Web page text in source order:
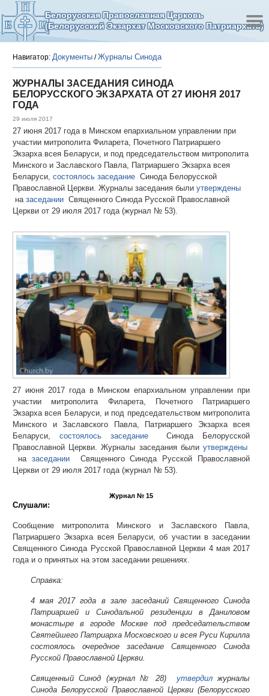
Белорусская Православная Церковь
(Белорусский Экзархат Московского Патриархата)
Навигатор: Документы /Журналы Синода
ЖУРНАЛЫ ЗАСЕДАНИЯ СИНОДА
БЕЛОРУССКОГО ЭКЗАРХАТА ОТ 27 ИЮНЯ 2017
ГОДА
29 июля 2017
27 июня 2017 года в Минском епархиальном управлении при
участии митрополита Филарета, Почетного Патриаршего
Экзарха всея Беларуси, и под председательством митрополита
Минского и Заславского Павла, Патриаршего Экзарха всея
Беларуси, состоялось заседание Синода Белорусской
Православной Церкви. Журналы заседания были утверждены
на заседании Священного Синода Русской Православной
Церкви от 29 июля 2017 года (журнал № 53).
27 июня 2017 года в Минском епархиальном управлении при
участии митрополита Филарета, Почетного Патриаршего
Экзарха всея Беларуси, и под председательством митрополита
Минского и Заславского Павла, Патриаршего Экзарха всея
Беларуси,состоялось заседание Синода Белорусской
Православной Церкви. Журналы заседания былиутверждены
на заседанииСвященного Синода Русской Православной
Церкви от 29 июля 2017 года (журнал № 53).
Журнал № 15
Слушали:
Сообщение митрополита Минского и Заславского Павла,
Патриаршего Экзарха всея Беларуси, об участии в заседании
Священного Синода Русской Православной Церкви 4 мая 2017
года и о принятых на этом заседании решениях.
Справка:
4 мая 2017 года в зале заседаний Священного Синода
Патриаршей и Синодальной резиденции в Даниловом
монастыре в городе Москве под председательством
Святейшего Патриарха Московского и всея Руси Кирилла
состоялось очередное заседание Священного Синода
Русской Православной Церкви.
Священный Синод (журнал № 28) утвердилжурналы
Синода Белорусской Православной Церкви (Белорусского